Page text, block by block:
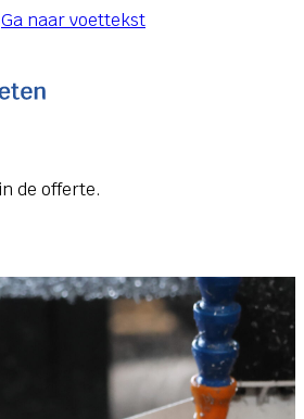
Ga naar voettekst